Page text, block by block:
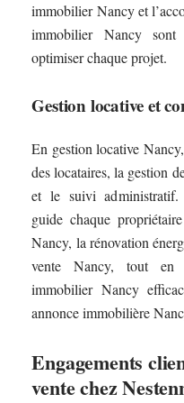
immobilier Nancy et
immobilier Nancy
optimiser chaque projet.
Gestion locative et
En gestion locative
des locataires, la gestion
et le suivi administratif.
guide chaque
Nancy, la rénovation
vente Nancy, tout en
immobilier Nancy
annonce immobilière
Engagements
vente chez